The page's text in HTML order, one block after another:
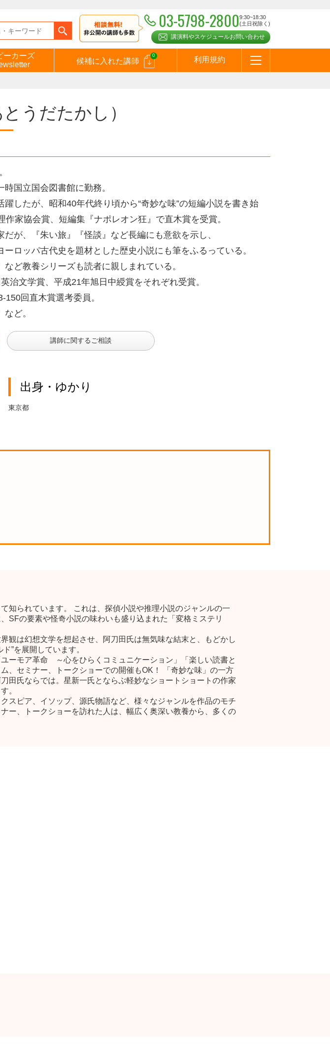
03-5798-28009:30~18:30
(土日祝除く)
講演料やスケジュールお問い合わせ
ーカーズ
候補に入れた講師
0
利用規約
とうだたかし）
国立国会図書館に勤務。
したが、昭和40年代終り頃から“奇妙な味”の短編小説を書き始
家協会賞、短編集『ナポレオン狂』で直木賞を受賞。
が、『朱い旅』『怪談』など長編にも意欲を示し、
ーロッパ古代史を題材とした歴史小説にも筆をふるっている。
など教養シリーズも読者に親しまれている。
治文学賞、平成21年旭日中綬賞をそれぞれ受賞。
回直木賞選考委員。
ど。
講師に関するご相談
出身・ゆかり
東京都
知られています。 これは、探偵小説や推理小説のジャンルの一
SFの要素や怪奇小説の味わいも盛り込まれた「変格ミステリ
観は幻想文学を想起させ、阿刀田氏は無気味な結末と、もどかし
”を展開しています。
ーモア革命 ～心をひらくコミュニケーション」「楽しい読書と
、セミナー、トークショーでの開催もOK！ 「奇妙な味」の一方
田氏ならでは。星新一氏とならぶ軽妙なショートショートの作家
。
スピア、イソップ、源氏物語など、様々なジャンルを作品のモチ
ー、トークショーを訪れた人は、幅広く奥深い教養から、多くの